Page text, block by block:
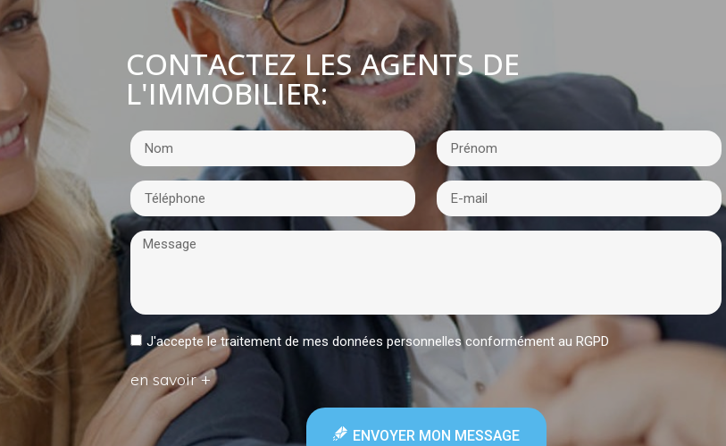
CONTACTEZ LES AGENTS DE
L'IMMOBILIER:
J'accepte le traitement de mes données personnelles conformément au RGPD
en savoir +
ENVOYER MON MESSAGE